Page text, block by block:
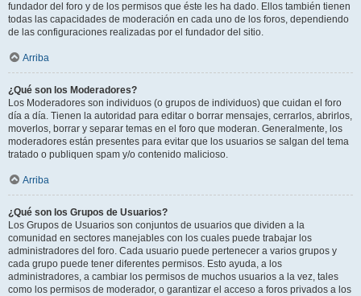
fundador del foro y de los permisos que éste les ha dado. Ellos también tienen
todas las capacidades de moderación en cada uno de los foros, dependiendo
de las configuraciones realizadas por el fundador del sitio.
Arriba
¿Qué son los Moderadores?
Los Moderadores son individuos (o grupos de individuos) que cuidan el foro
día a día. Tienen la autoridad para editar o borrar mensajes, cerrarlos, abrirlos,
moverlos, borrar y separar temas en el foro que moderan. Generalmente, los
moderadores están presentes para evitar que los usuarios se salgan del tema
tratado o publiquen spam y/o contenido malicioso.
Arriba
¿Qué son los Grupos de Usuarios?
Los Grupos de Usuarios son conjuntos de usuarios que dividen a la
comunidad en sectores manejables con los cuales puede trabajar los
administradores del foro. Cada usuario puede pertenecer a varios grupos y
cada grupo puede tener diferentes permisos. Esto ayuda, a los
administradores, a cambiar los permisos de muchos usuarios a la vez, tales
como los permisos de moderador, o garantizar el acceso a foros privados a los